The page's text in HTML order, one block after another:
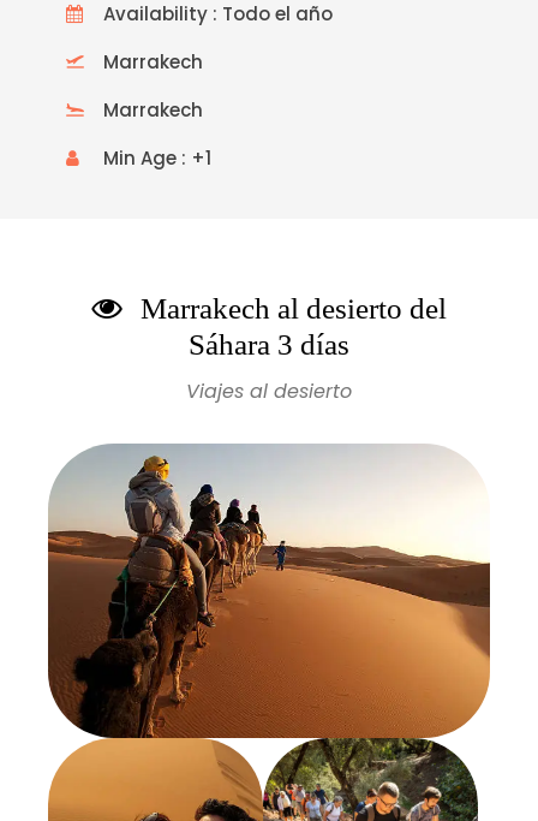
Availability : Todo el año
Marrakech
Marrakech
Min Age : +1
Marrakech al desierto del
Sáhara 3 días
Viajes al desierto